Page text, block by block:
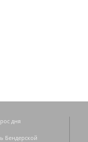
дня
Бендерской